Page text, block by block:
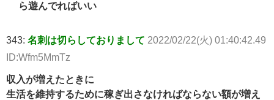
ら遊んでればいい
343: 名刺は切らしておりまして 2022/02/22(火) 01:40:42.49
ID:Wfm5MmTz
収入が増えたときに
生活を維持するために稼ぎ出さなければならない額が増え